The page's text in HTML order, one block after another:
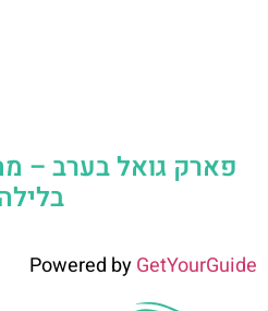
פארק גואל בערב –
Powered byGetYourGuide